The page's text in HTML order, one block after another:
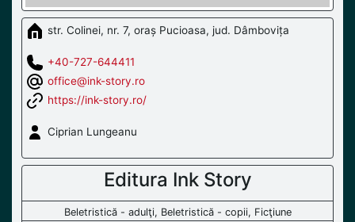
str. Colinei, nr. 7, oraș Pucioasa, jud. Dâmbovița
+40-727-644411
office@ink-story.ro
https://ink-story.ro/
Ciprian Lungeanu
Editura Ink Story
Beletristică - adulţi, Beletristică - copii, Ficţiune